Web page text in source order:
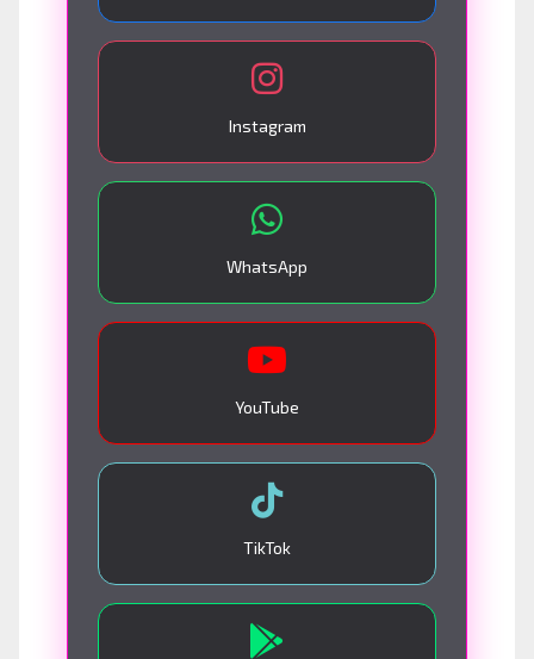
Instagram
WhatsApp
YouTube
TikTok